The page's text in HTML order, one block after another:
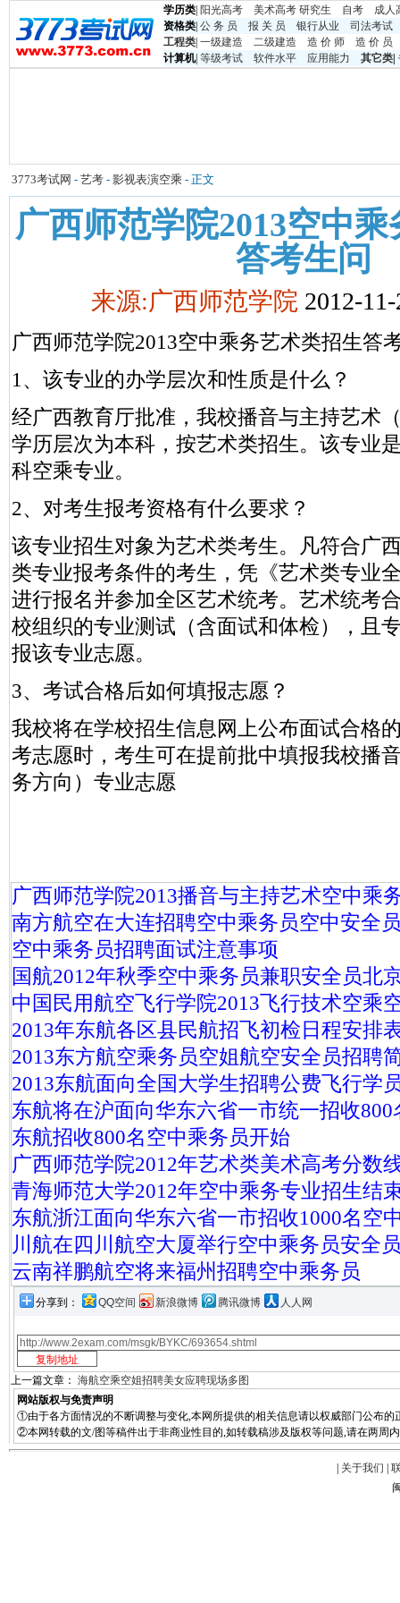
学历类 阳光高考 美术高考 研究生 自考
成人
资格类 公 务 员 报 关 员 银行从业
司法考试
工程类 一级建造 二级建造 造 价 师
造 价 员
计算机| 等级考试 软件水平 应用能力 其它类
3773考试网 - 艺考 - 影视表演空乘 - 正文
广西师范学院2013空中
答考生问
来源:广西师范学院 2012-
广西师范学院2013空中乘务艺术类招生答
1、该专业的办学层次和性质是什么？
经广西教育厅批准，我校播音与主持艺术
学历层次为本科，按艺术类招生。该专业
科空乘专业。
2、对考生报考资格有什么要求？
该专业招生对象为艺术类考生。凡符合广
类专业报考条件的考生，凭《艺术类专业
进行报名并参加全区艺术统考。艺术统考
校组织的专业测试（含面试和体检），且
报该专业志愿。
3、考试合格后如何填报志愿？
我校将在学校招生信息网上公布面试合格
考志愿时，考生可在提前批中填报我校播
务方向）专业志愿
广西师范学院2013播音与主持艺术空中乘
南方航空在大连招聘空中乘务员空中安全
空中乘务员招聘面试注意事项
国航2012年秋季空中乘务员兼职安全员北
中国民用航空飞行学院2013飞行技术空乘
2013年东航各区县民航招飞初检日程安排
2013东方航空乘务员空姐航空安全员招聘
2013东航面向全国大学生招聘公费飞行学
东航将在沪面向华东六省一市统一招收800
东航招收800名空中乘务员开始
广西师范学院2012年艺术类美术高考分数
青海师范大学2012年空中乘务专业招生结
东航浙江面向华东六省一市招收1000名空
川航在四川航空大厦举行空中乘务员安全
云南祥鹏航空将来福州招聘空中乘务员
分享到： QQ空间 新浪微博 腾讯微博 人人网
上一篇文章： 海航空乘空姐招聘美女应聘现场多图
网站版权与免责声明
①由于各方面情况的不断调整与变化,本网所提供的相关信息请以权威部门公布的
②本网转载的文/图等稿件出于非商业性目的,如转载稿涉及版权等问题,请在两周
关于我们